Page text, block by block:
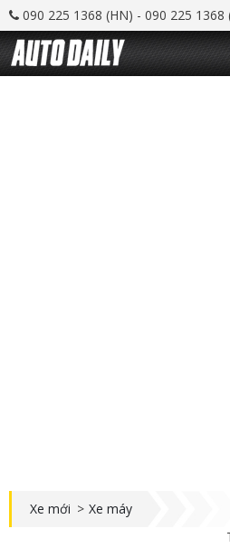
090 225 1368 (HN) - 090 225 1368
Xe mới > Xe máy